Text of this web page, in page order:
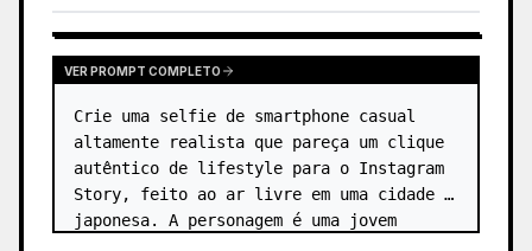
VER PROMPT COMPLETO
Crie uma selfie de smartphone casual
altamente realista que pareça um clique
autêntico de lifestyle para o Instagram
Story, feito ao ar livre em uma cidade
japonesa. A personagem é uma jovem